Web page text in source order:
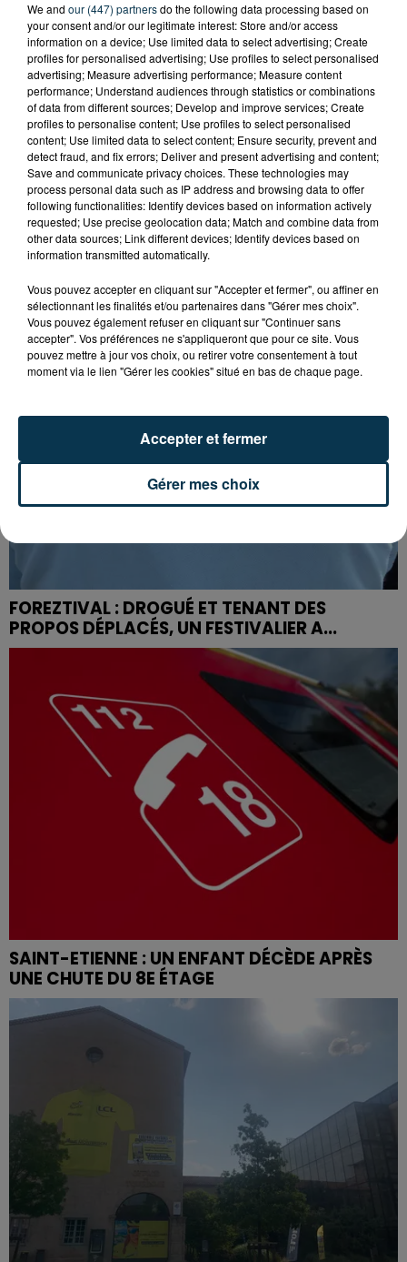
QUI EST CET ANCIEN VERT QUI DÉBARQUE
FOREZTIVAL : DROGUÉ ET TENANT DES
PROPOS DÉPLACÉS, UN FESTIVALIER A...
SAINT-ETIENNE : UN ENFANT DÉCÈDE APRÈS
UNE CHUTE DU 8E ÉTAGE
We and our (447) partnersdo the following data processing based on
your consent and/or our legitimate interest: Store and/or access
information on a device; Use limited data to select advertising; Create
profiles for personalised advertising; Use profiles to select personalised
advertising; Measure advertising performance; Measure content
performance; Understand audiences through statistics or combinations
of data from different sources; Develop and improve services; Create
profiles to personalise content; Use profiles to select personalised
content; Use limited data to select content; Ensure security, prevent and
detect fraud, and fix errors; Deliver and present advertising and content;
Save and communicate privacy choices. These technologies may
process personal data such as IP address and browsing data to offer
following functionalities: Identify devices based on information actively
requested; Use precise geolocation data; Match and combine data from
other data sources; Link different devices; Identify devices based on
information transmitted automatically.
Vous pouvez accepter en cliquant sur "Accepter et fermer", ou affiner en
sélectionnant les finalités et/ou partenaires dans "Gérer mes choix".
Vous pouvez également refuser en cliquant sur "Continuer sans
accepter". Vos préférences ne s'appliqueront que pour ce site. Vous
pouvez mettre à jour vos choix, ou retirer votre consentement à tout
moment via le lien "Gérer les cookies" situé en bas de chaque page.
Gérer mes choix
Accepter et fermer